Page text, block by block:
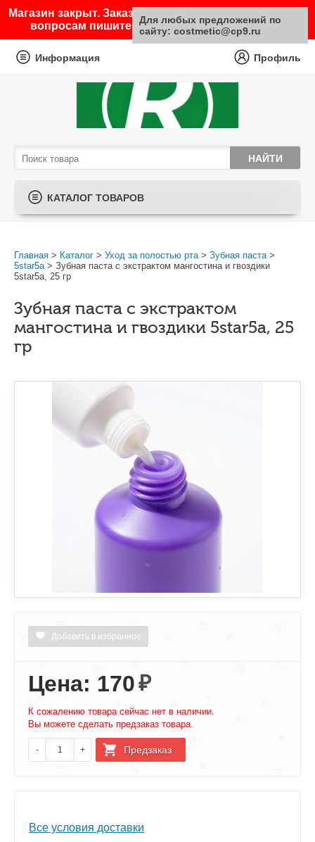
Магазин закрыт. Заказы не принимаются. По любым
вопросам пишите на почту sale@costmetic.ru
Информация Профиль
КАТАЛОГ ТОВАРОВ
Главная > Каталог > Уход за полостью рта> Зубная паста>
5star5a> Зубная паста с экстрактом мангостина и гвоздики
5star5a, 25 гр
Зубная паста с экстрактом
мангостина и гвоздики 5star5a, 25
гр
Добавить в избранное
Цена: 170₽
К сожалению товара сейчас нет в наличии.
Вы можете сделать предзаказ товара.
Все условия доставки
Для любых предложений по
сайту: costmetic@cp9.ru